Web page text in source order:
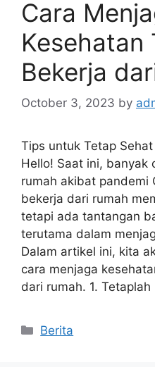
Cara
Kesehatan
Bekerja
October 3, 2023 by
Tips untuk Tetap
Hello! Saat ini, banyak
rumah akibat pandemi
bekerja dari rumah
tetapi ada tantangan
terutama dalam
Dalam artikel ini, kita
cara menjaga
dari rumah. 1.
Categories
Berita